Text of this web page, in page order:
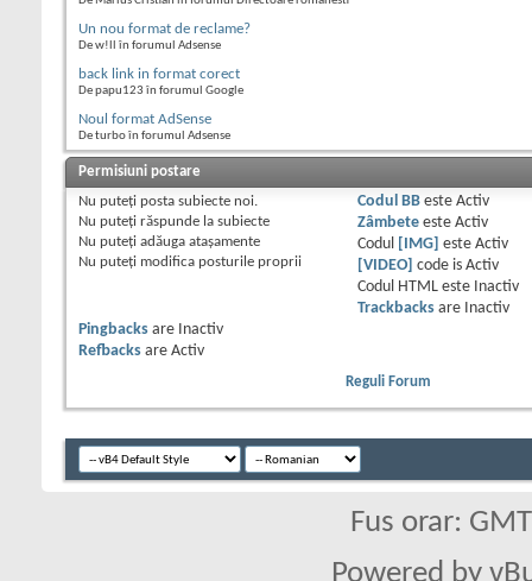
Un nou format de reclame?
De w!ll în forumul Adsense
back link in format corect
De papu123 în forumul Google
Noul format AdSense
De turbo în forumul Adsense
Permisiuni postare
Nu puteţi posta subiecte noi.
Nu puteţi răspunde la subiecte
Nu puteţi adăuga ataşamente
Nu puteţi modifica posturile proprii
Codul BBeste Activ
Zâmbeteeste Activ
Codul
[IMG] este Activ
[VIDEO]
code is Activ
Codul HTML este
Inactiv
Trackbacksare
Inactiv
Pingbacks are
Inactiv
Refbacks are Activ
Reguli Forum
Fus orar: